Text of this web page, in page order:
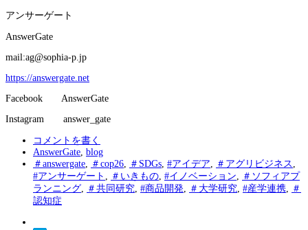
アンサーゲート
AnswerGate
mail:ag@sophia-p.jp
https://answergate.net
Facebook AnswerGate
Instagram answer_gate
コメントを書く
AnswerGate, blog
＃answergate, ＃cop26, ＃SDGs, #アイデア, ＃アグリビジネス ,
#アンサーゲート , ＃いきもの, #イノベーション, ＃ソフィアプ
ランニング, ＃共同研究, #商品開発, ＃大学研究, #産学連携, ＃
認知症